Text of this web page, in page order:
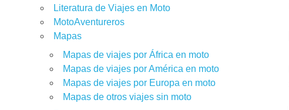
Literatura de Viajes en Moto
MotoAventureros
Mapas
Mapas de viajes por África en moto
Mapas de viajes por América en moto
Mapas de viajes por Europa en moto
Mapas de otros viajes sin moto